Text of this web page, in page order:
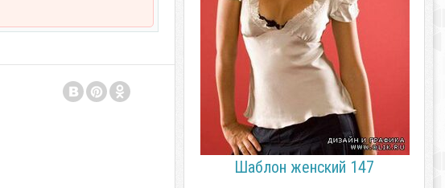
Шаблон женский 147